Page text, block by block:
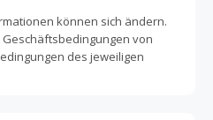
können sich ändern.
von
des jeweiligen